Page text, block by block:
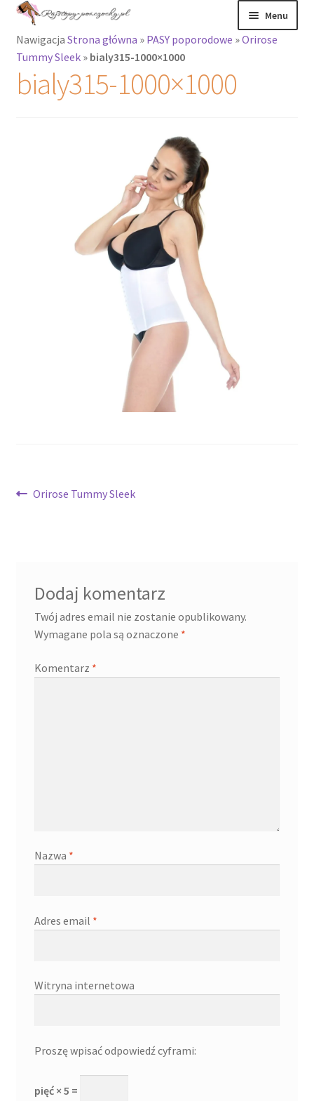
Przejdź
nawigacji
Przejdź
treści
Menu
Rajstopy
Rozwiń
menu
potomne
Rajstopy Orirose
Nawigacja Strona główna » PASY poporodowe »Orirose
Tummy Sleek» bialy315-1000×1000
bialy315-1000×1000
Nawigacja
Poprzedni
Orirose Tummy Sleek
Dodaj komentarz
Twój adres email nie zostanie opublikowany.
Wymagane pola są oznaczone *
Komentarz *
Nazwa *
Adres email *
Witryna internetowa
Proszę wpisać odpowiedź cyframi:
pięć × 5 =